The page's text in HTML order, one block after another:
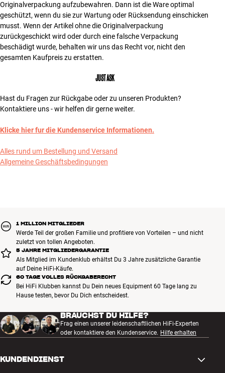
Originalverpackung aufzubewahren. Dann ist die Ware optimal
geschützt, wenn du sie zur Wartung oder Rücksendung einschicken
musst. Wenn der Artikel ohne die Originalverpackung
zurückgeschickt wird oder durch eine falsche Verpackung
beschädigt wurde, behalten wir uns das Recht vor, nicht den
gesamten Kaufpreis zu erstatten.
JUST ASK
Hast du Fragen zur Rückgabe oder zu unseren Produkten?
Kontaktiere uns - wir helfen dir gerne weiter.
Klicke hier fur die Kundenservice Informationen.
Alles rund um Bestellung und Versand
Allgemeine Geschäftsbedingungen
1 MILLION MITGLIEDER
Werde Teil der großen Familie und profitiere von Vorteilen – und nicht
zuletzt von tollen Angeboten.
5 JAHRE MITGLIEDERGARANTIE
Als Mitglied im Kundenklub erhältst Du 3 Jahre zusätzliche Garantie
auf Deine HiFi-Käufe.
60 TAGE VOLLES RÜCKGABERECHT
Bei HiFi Klubben kannst Du Dein neues Equipment 60 Tage lang zu
Hause testen, bevor Du Dich entscheidest.
BRAUCHST DU HILFE?
Frag einen unserer leidenschaftlichen HiFi-Experten
oder kontaktiere den Kundenservice. Hilfe erhalten
KUNDENDIENST